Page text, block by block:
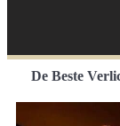
De Beste